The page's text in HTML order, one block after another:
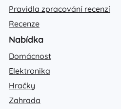
Pravidla zpracování recenzí
Recenze
Nabídka
Domácnost
Elektronika
Hračky
Zahrada